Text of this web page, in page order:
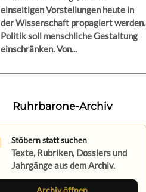
einseitigen Vorstellungen heute in
der Wissenschaft propagiert werden.
Politik soll menschliche Gestaltung
einschränken. Von...
Ruhrbarone-Archiv
Stöbern statt suchen
Texte, Rubriken, Dossiers und
Jahrgänge aus dem Archiv.
Archiv öffnen